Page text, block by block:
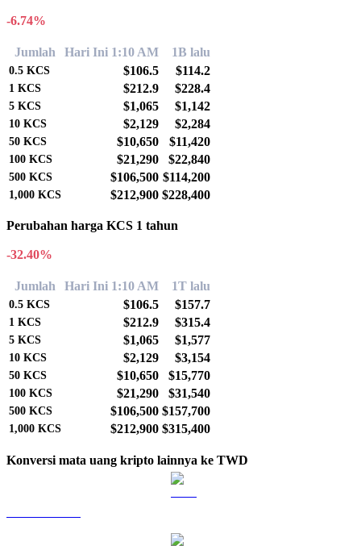
-6.74%
Jumlah Hari Ini 1:10 AM 1B lalu
0.5 KCS $106.5 $114.2
1 KCS $212.9 $228.4
5 KCS $1,065 $1,142
10 KCS $2,129 $2,284
50 KCS $10,650 $11,420
100 KCS $21,290 $22,840
500 KCS $106,500 $114,200
1,000 KCS $212,900 $228,400
Perubahan harga KCS 1 tahun
-32.40%
Jumlah Hari Ini 1:10 AM 1T lalu
0.5 KCS $106.5 $157.7
1 KCS $212.9 $315.4
5 KCS $1,065 $1,577
10 KCS $2,129 $3,154
50 KCS $10,650 $15,770
100 KCS $21,290 $31,540
500 KCS $106,500 $157,700
1,000 KCS $212,900 $315,400
Konversi mata uang kripto lainnya ke TWD